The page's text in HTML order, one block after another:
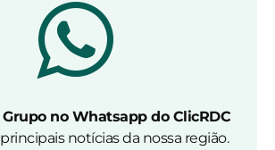
Grupo no Whatsapp do ClicRDC
notícias da nossa região.